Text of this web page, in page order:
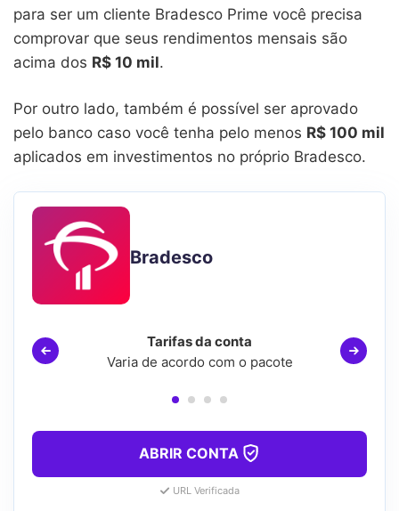
para ser um cliente Bradesco Prime você precisa
comprovar que seus rendimentos mensais são
acima dos R$ 10 mil.
Por outro lado, também é possível ser aprovado
pelo banco caso você tenha pelo menos R$ 100 mil
aplicados em investimentos no próprio Bradesco.
Bradesco
Tarifas da conta
Varia de acordo com o pacote
ABRIR CONTA
URL Verificada